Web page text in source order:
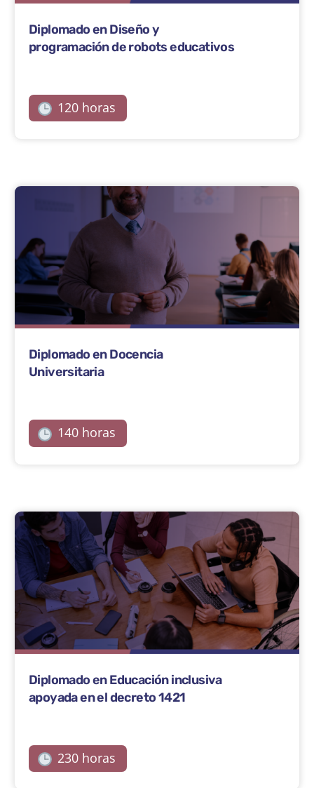
Diplomado en Diseño y
programación de robots educativos
120 horas
Diplomado en Docencia
Universitaria
140 horas
Diplomado en Educación inclusiva
apoyada en el decreto 1421
230 horas